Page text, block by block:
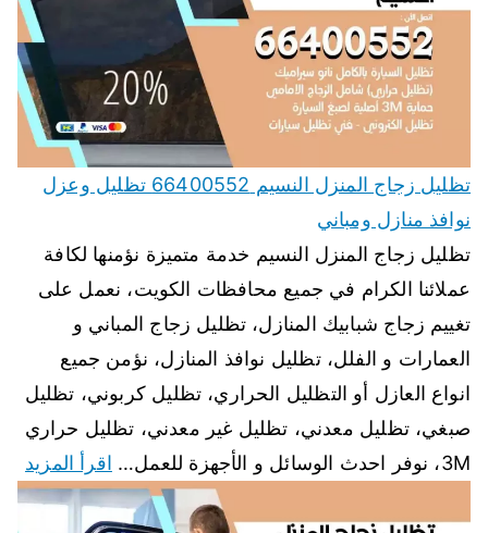
تظليل زجاج المنزل النسيم 66400552 تظليل وعزل
نوافذ منازل ومباني
تظليل زجاج المنزل النسيم خدمة متميزة نؤمنها لكافة
عملائنا الكرام في جميع محافظات الكويت، نعمل على
تغييم زجاج شبابيك المنازل، تظليل زجاج المباني و
العمارات و الفلل، تظليل نوافذ المنازل، نؤمن جميع
انواع العازل أو التظليل الحراري، تظليل كربوني، تظليل
صبغي، تظليل معدني، تظليل غير معدني، تظليل حراري
3M، نوفر احدث الوسائل و الأجهزة للعمل…
اقرأ المزيد